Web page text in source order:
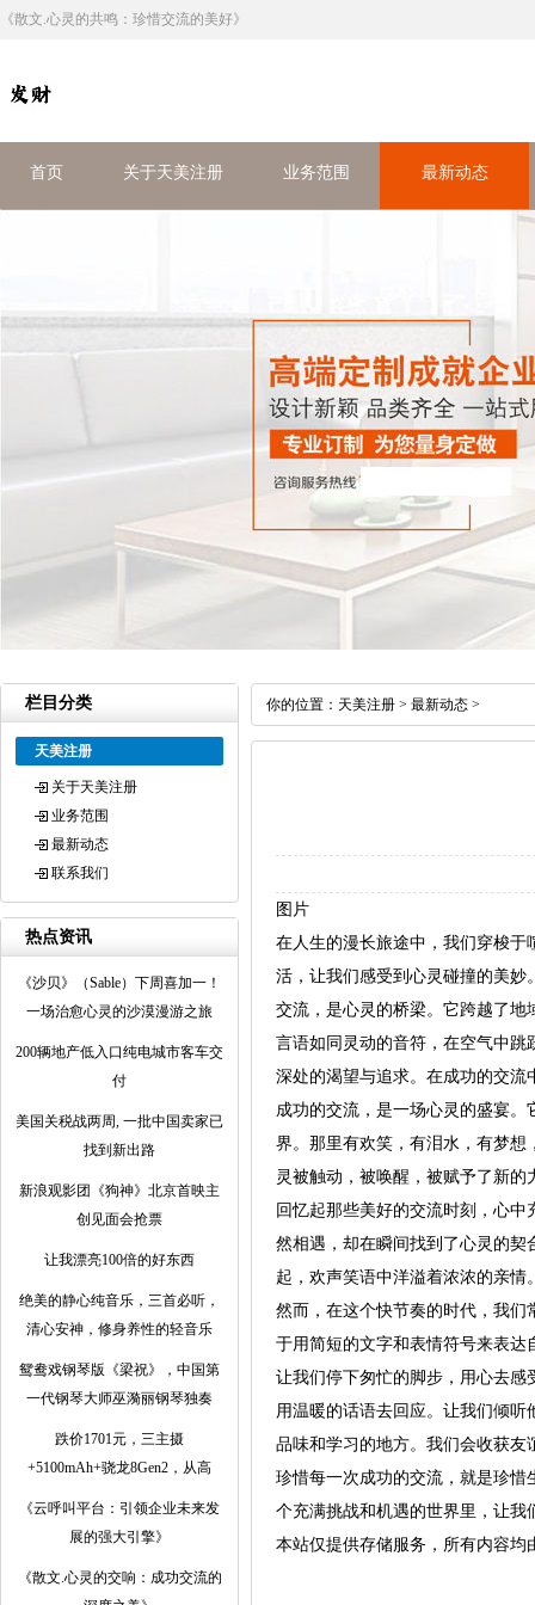
《散文.心灵的共鸣：珍惜交流的美好》
首页 关于天美注册 业务范围 最新动态
栏目分类
天美注册
关于天美注册
业务范围
最新动态
联系我们
热点资讯
《沙贝》（Sable）下周喜加一！
一场治愈心灵的沙漠漫游之旅
200辆地产低入口纯电城市客车交
付
美国关税战两周, 一批中国卖家已
找到新出路
新浪观影团《狗神》北京首映主
创见面会抢票
让我漂亮100倍的好东西
绝美的静心纯音乐，三首必听，
清心安神，修身养性的轻音乐
鸳鸯戏钢琴版《梁祝》，中国第
一代钢琴大师巫漪丽钢琴独奏
跌价1701元，三主摄
+5100mAh+骁龙8Gen2，从高
《云呼叫平台：引领企业未来发
展的强大引擎》
《散文.心灵的交响：成功交流的
你的位置： 天美注册 > 最新动态 >
图片
在人生的漫长旅途中，我们穿梭
活，让我们感受到心灵碰撞的美
交流，是心灵的桥梁。它跨越了
言语如同灵动的音符，在空气中
深处的渴望与追求。在成功的交
成功的交流，是一场心灵的盛宴
界。那里有欢笑，有泪水，有梦
灵被触动，被唤醒，被赋予了新
回忆起那些美好的交流时刻，心
然相遇，却在瞬间找到了心灵的
起，欢声笑语中洋溢着浓浓的亲
然而，在这个快节奏的时代，我
于用简短的文字和表情符号来表
让我们停下匆忙的脚步，用心去
用温暖的话语去回应。让我们倾
品味和学习的地方。我们会收获友
珍惜每一次成功的交流，就是珍
个充满挑战和机遇的世界里，让
本站仅提供存储服务，所有内容